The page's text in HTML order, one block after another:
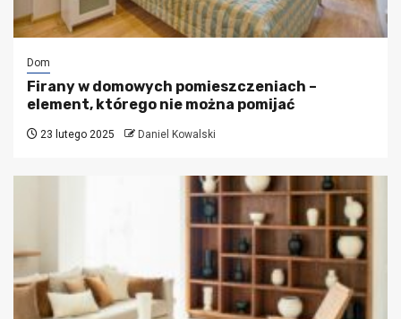
Dom
Firany w domowych pomieszczeniach –
element, którego nie można pomijać
23 lutego 2025 Daniel Kowalski